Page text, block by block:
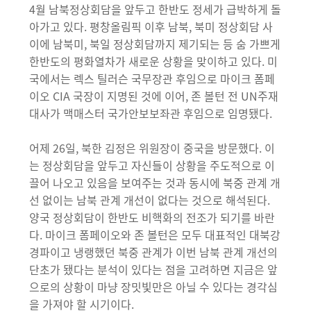
4월 남북정상회담을 앞두고 한반도 정세가 급박하게 돌
아가고 있다. 평창올림픽 이후 남북, 북미 정상회담 사
이에 남북미, 북일 정상회담까지 제기되는 등 숨 가쁘게
한반도의 평화열차가 새로운 상황을 맞이하고 있다. 미
국에서는 렉스 틸러슨 국무장관 후임으로 마이크 폼페
이오 CIA 국장이 지명된 것에 이어, 존 볼턴 전 UN주재
대사가 맥매스터 국가안보보좌관 후임으로 임명됐다.
어제 26일, 북한 김정은 위원장이 중국을 방문했다. 이
는 정상회담을 앞두고 자신들이 상황을 주도적으로 이
끌어 나오고 있음을 보여주는 것과 동시에 북중 관계 개
선 없이는 남북 관계 개선이 없다는 것으로 해석된다.
양국 정상회담이 한반도 비핵화의 전조가 되기를 바란
다. 마이크 폼페이오와 존 볼턴은 모두 대표적인 대북강
경파이고 냉랭했던 북중 관계가 이번 남북 관계 개선의
단초가 됐다는 분석이 있다는 점을 고려하면 지금은 앞
으로의 상황이 마냥 장밋빛만은 아닐 수 있다는 경각심
을 가져야 할 시기이다.